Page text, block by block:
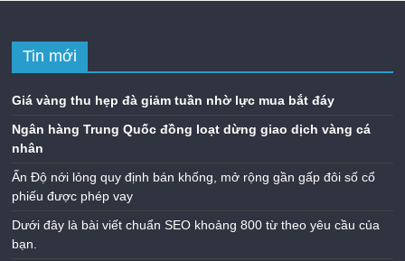
Tin mới
Giá vàng thu hẹp đà giảm tuần nhờ lực mua bắt đáy
Ngân hàng Trung Quốc đồng loạt dừng giao dịch vàng cá
nhân
Ấn Độ nới lỏng quy định bán khống, mở rộng gần gấp đôi số cổ
phiếu được phép vay
Dưới đây là bài viết chuẩn SEO khoảng 800 từ theo yêu cầu của
bạn.